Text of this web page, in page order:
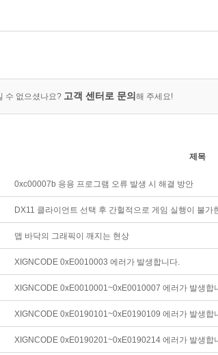
수 없으셨나요? 고객 센터로 문의 해 주세요!
제목
0xc00007b 응용 프로그램 오류 발생 시 해결 방안
DX11 클라이언트 선택 후 간헐적으로 게임 실행이 불가
맵 바닥의 그래픽이 깨지는 현상
XIGNCODE 0xE0010003 에러가 발생합니다.
XIGNCODE 0xE0010001~0xE0010007 에러가 발생합
XIGNCODE 0xE0190101~0xE0190109 에러가 발생합
XIGNCODE 0xE0190201~0xE0190214 에러가 발생합